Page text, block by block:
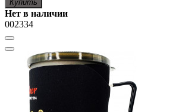
Купить
Нет в наличии
002334